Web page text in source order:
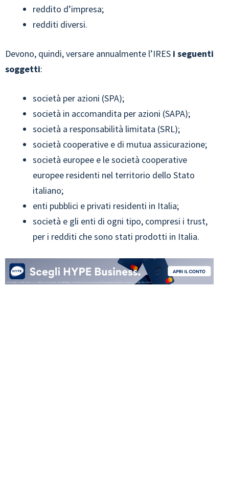
reddito d’impresa;
redditi diversi.
Devono, quindi, versare annualmente l’IRES i seguenti
soggetti:
società per azioni (SPA);
società in accomandita per azioni (SAPA);
società a responsabilità limitata (SRL);
società cooperative e di mutua assicurazione;
società europee e le società cooperative
europee residenti nel territorio dello Stato
italiano;
enti pubblici e privati residenti in Italia;
società e gli enti di ogni tipo, compresi i trust,
per i redditi che sono stati prodotti in Italia.